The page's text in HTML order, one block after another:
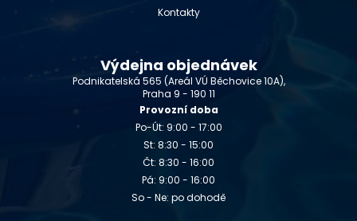
Kontakty
Výdejna objednávek
Podnikatelská 565 (Areál VÚ Běchovice 10A),
Praha 9 - 190 11
Provozní doba
Po-Út: 9:00 - 17:00
St: 8:30 - 15:00
Čt: 8:30 - 16:00
Pá: 9:00 - 16:00
So - Ne: po dohodě